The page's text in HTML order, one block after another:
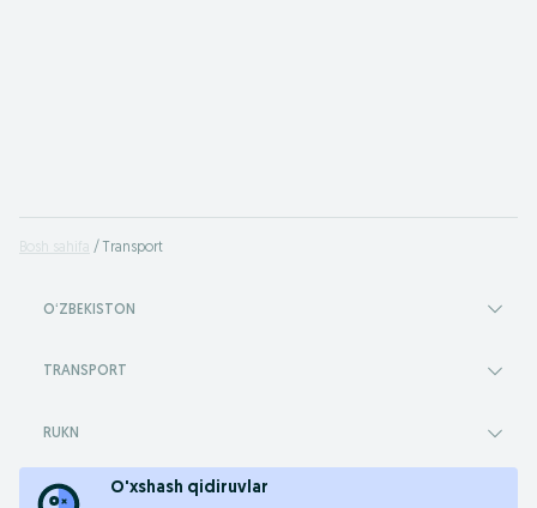
Bosh sahifa Transport
OʻZBEKISTON
TRANSPORT
RUKN
O'xshash qidiruvlar